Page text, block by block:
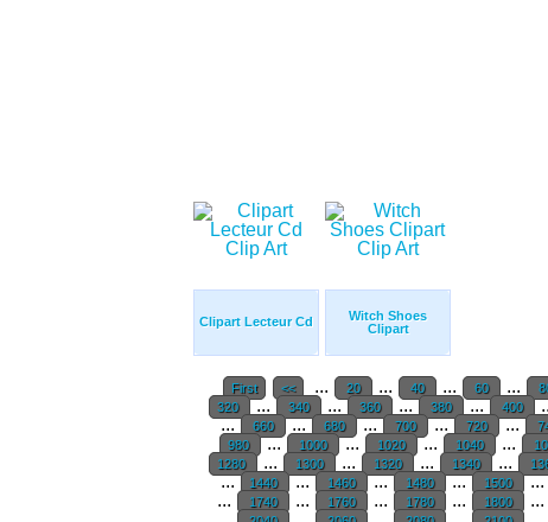
Clipart Lecteur Cd
Witch Shoes
Clipart
First << ... 20 ... 40 ... 60 ...
320 ... 340 ... 360 ... 380 ... 400
... 660 ... 680 ... 700 ... 720 ...
980 ... 1000 ... 1020 ... 1040 ...
1280 ... 1300 ... 1320 ... 1340 ...
... 1440 ... 1460 ... 1480 ... 1500 ...
... 1740 ... 1760 ... 1780 ... 1800 ...